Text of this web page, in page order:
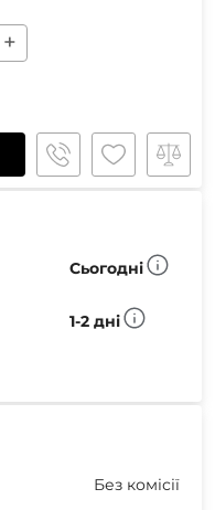
+
Сьогодні
1-2 дні
Без комісії